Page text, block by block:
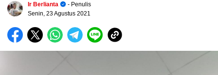
Ir Berlianta
- Penulis
Senin, 23 Agustus 2021